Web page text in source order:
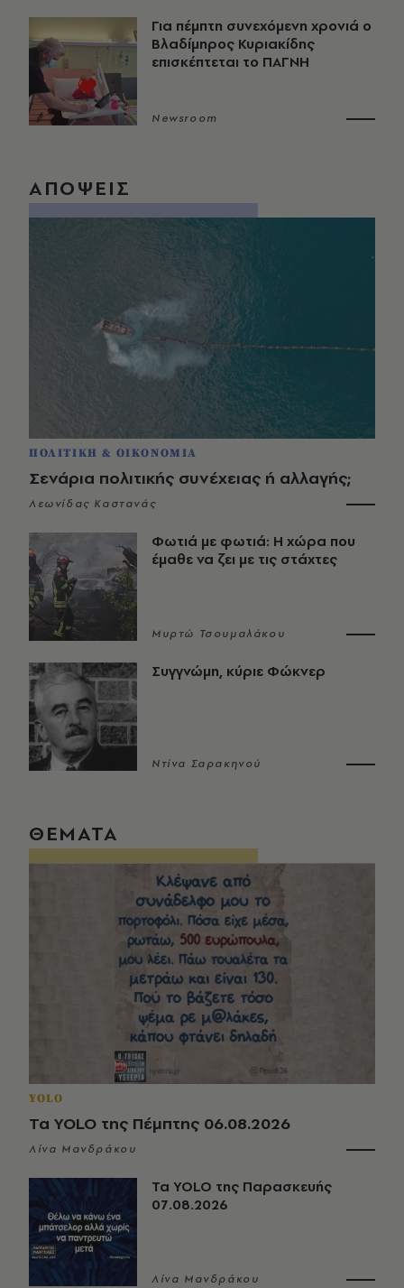
Για πέμπτη συνεχόμενη χρονιά ο
Βλαδίμηρος Κυριακίδης
επισκέπτεται το ΠΑΓΝΗ
Newsroom
ΑΠΟΨΕΙΣ
ΠΟΛΙΤΙΚΗ & ΟΙΚΟΝΟΜΙΑ
Σενάρια πολιτικής συνέχειας ή αλλαγής;
Λεωνίδας Καστανάς
Φωτιά με φωτιά: Η χώρα που
έμαθε να ζει με τις στάχτες
Μυρτώ Τσουμαλάκου
Συγγνώμη, κύριε Φώκνερ
Ντίνα Σαρακηνού
ΘΕΜΑΤΑ
YOLO
Τα YOLO της Πέμπτης 06.08.2026
Λίνα Μανδράκου
Τα YOLO της Παρασκευής
07.08.2026
Λίνα Μανδράκου